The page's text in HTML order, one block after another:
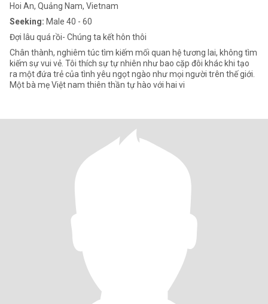
Hoi An, Quảng Nam, Vietnam
Seeking: Male 40 - 60
Đợi lâu quá rồi- Chúng ta kết hôn thôi
Chân thành, nghiêm túc tìm kiếm mối quan hệ tương lai, không tìm
kiếm sự vui vẻ. Tôi thích sự tự nhiên như bao cặp đôi khác khi tạo
ra một đứa trẻ của tình yêu ngọt ngào như mọi người trên thế giới.
Một bà mẹ Việt nam thiên thần tự hào với hai vi